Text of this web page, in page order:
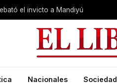
el invicto a Mandiyú
Nacionales Sociedad